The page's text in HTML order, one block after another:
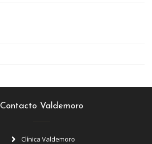
Contacto Valdemoro
Clínica Valdemoro